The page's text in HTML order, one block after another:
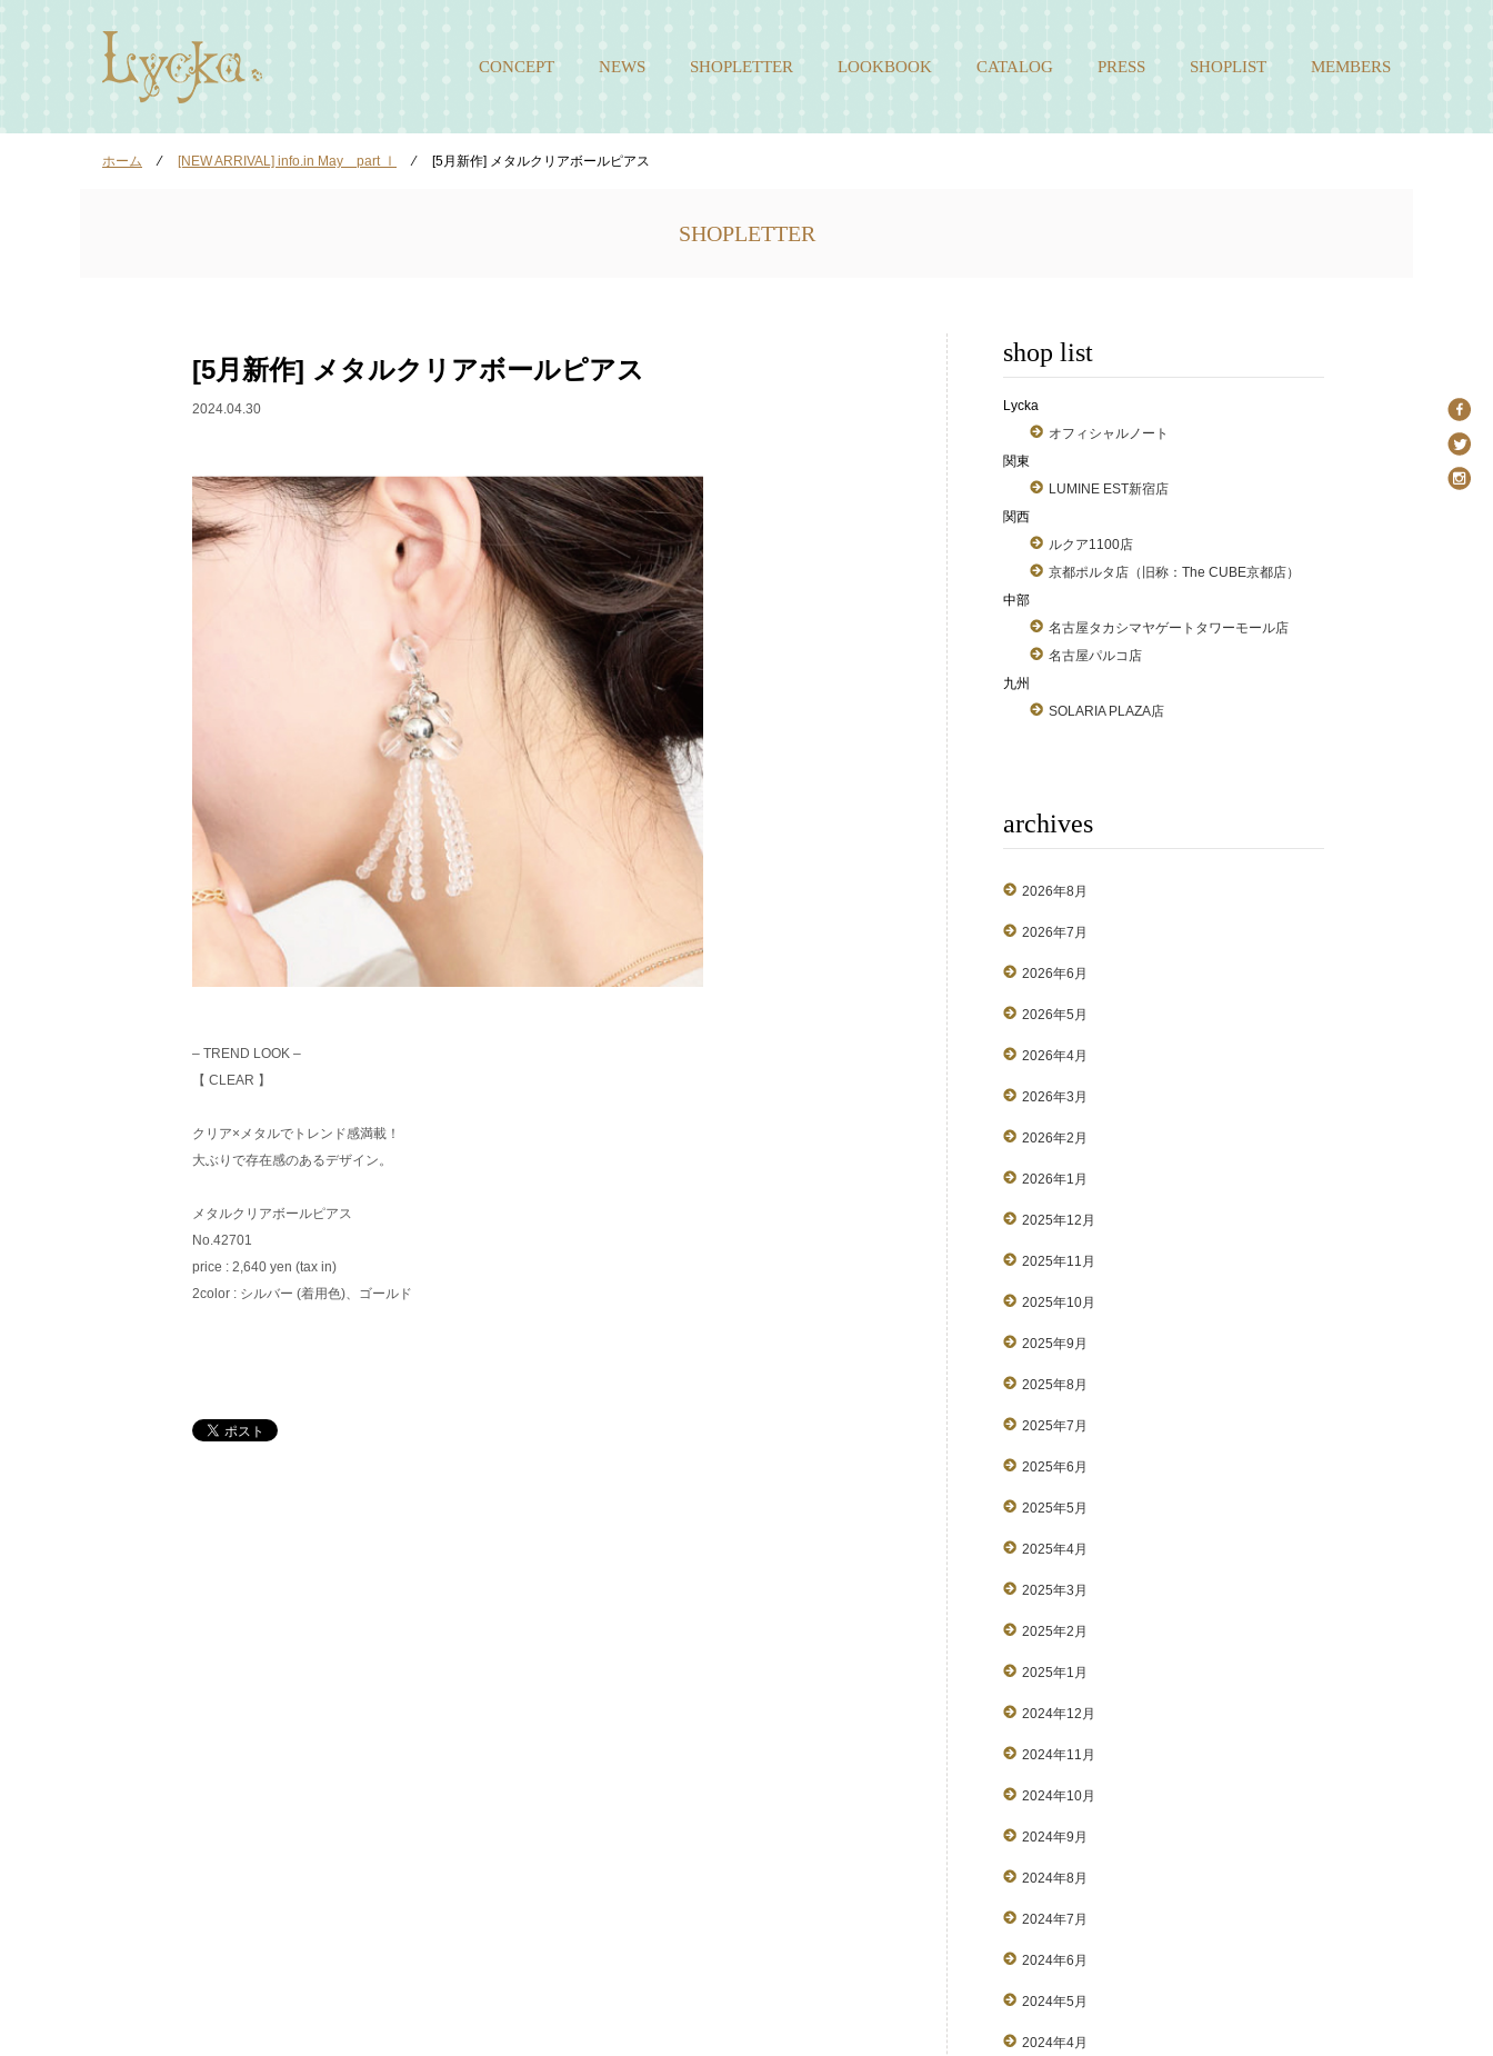
CONCEPT NEWS SHOPLETTER LOOKBOOK CATALOG PRESS SHOPLIST MEMBERS
ホーム ⁄ [NEW ARRIVAL] info.in May part Ⅰ ⁄ [5月新作] メタルクリアボールピアス
SHOPLETTER
[5月新作] メタルクリアボールピアス
2024.04.30
– TREND LOOK –
【 CLEAR 】
クリア×メタルでトレンド感満載！
大ぶりで存在感のあるデザイン。
メタルクリアボールピアス
No.42701
price : 2,640 yen (tax in)
2color : シルバー (着用色)、ゴールド
shop list
Lycka
オフィシャルノート
関東
LUMINE EST新宿店
関西
ルクア1100店
京都ポルタ店（旧称：The CUBE京都店）
中部
名古屋タカシマヤゲートタワーモール店
名古屋パルコ店
九州
SOLARIA PLAZA店
archives
2026年8月
2026年7月
2026年6月
2026年5月
2026年4月
2026年3月
2026年2月
2026年1月
2025年12月
2025年11月
2025年10月
2025年9月
2025年8月
2025年7月
2025年6月
2025年5月
2025年4月
2025年3月
2025年2月
2025年1月
2024年12月
2024年11月
2024年10月
2024年9月
2024年8月
2024年7月
2024年6月
2024年5月
2024年4月